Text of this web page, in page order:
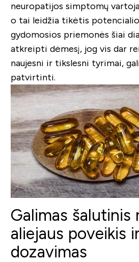
neuropatijos simptomų
o tai leidžia tikėtis
gydomosios priemonės šiai
atkreipti dėmesį, jog vis dar
naujesni ir tikslesni tyrimai,
patvirtinti.
Galimas šalutinis
aliejaus poveikis ir
dozavimas